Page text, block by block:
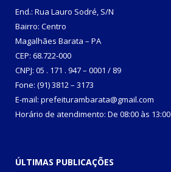
End.: Rua Lauro Sodré, S/N
Bairro: Centro
Magalhães Barata – PA
CEP: 68.722-000
CNPJ: 05 . 171 . 947 – 0001 / 89
Fone: (91) 3812 – 3173
E-mail: prefeiturambarata@gmail.com
Horário de atendimento: De 08:00 às 13:00
ÚLTIMAS PUBLICAÇÕES